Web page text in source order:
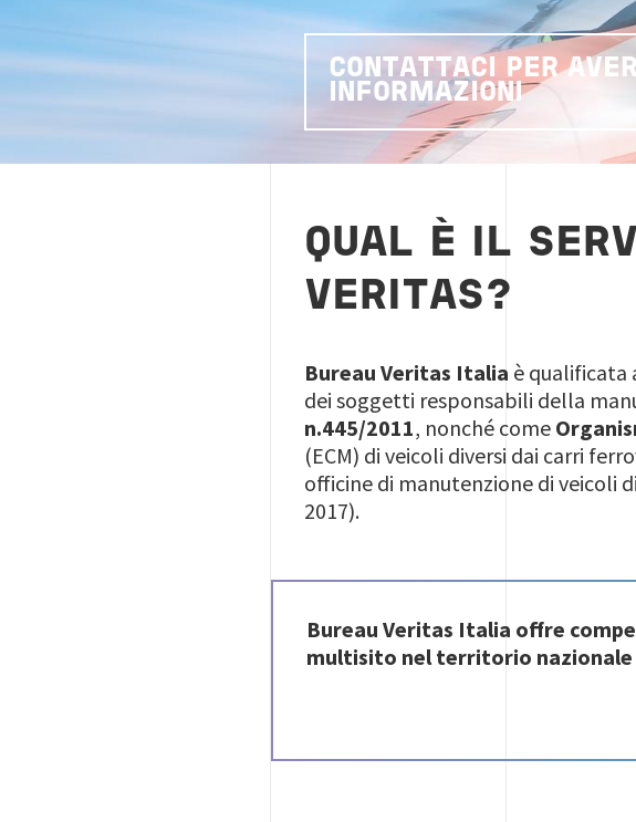
CONTATTACI PER
INFORMAZIONI
QUAL È IL
VERITAS?
Bureau Veritas Italia è qualificata
dei soggetti responsabili della
n.445/2011, nonché come
(ECM) di veicoli diversi dai carri
officine di manutenzione di veicoli
2017).
Bureau Veritas Italia offre
multisito nel territorio nazionale